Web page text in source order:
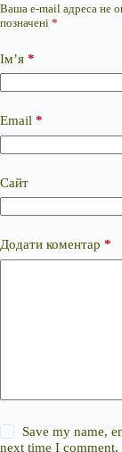
Ваша e-mail адреса не
позначені *
Ім’я *
Email *
Сайт
Додати коментар *
Save my name,
next time I comment.